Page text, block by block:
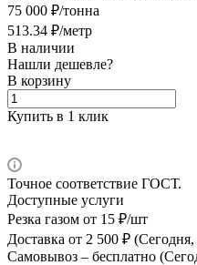
75 000 ₽/тонна
513.34 ₽/метр
В наличии
Нашли дешевле?
В корзину
Купить в 1 клик
Точное соответствие ГОСТ.
Доступные услуги
Резка газом от 15 ₽/шт
Доставка от 2 500 ₽ (Сегодня,
Самовывоз – бесплатно